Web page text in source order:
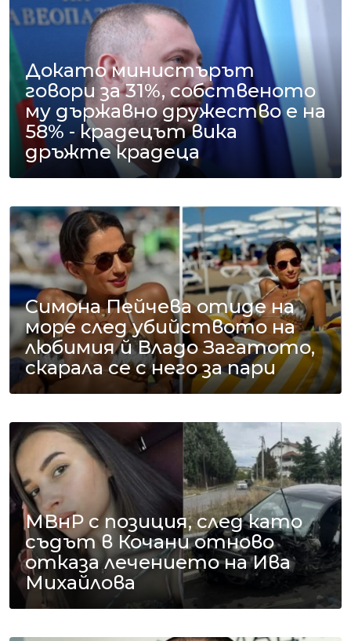
Докато министърът
говори за 31%, собственото
му държавно дружество е на
58% - крадецът вика
дръжте крадеца
Симона Пейчева отиде на
море след убийството на
любимия й Владо Загатото,
скарала се с него за пари
МВнР с позиция, след като
съдът в Кочани отново
отказа лечението на Ива
Михайлова